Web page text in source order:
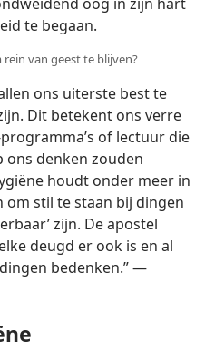
te begaan.
van geest te blijven?
ons uiterste best te
Dit betekent ons verre
of lectuur die
ons denken zouden
houdt onder meer in
stil te staan bij dingen
zijn. De apostel
deugd er ook is en al
bedenken.” —